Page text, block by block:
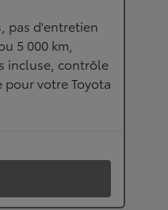
pas d'entretien
5 000 km,
incluse, contrôle
pour votre Toyota